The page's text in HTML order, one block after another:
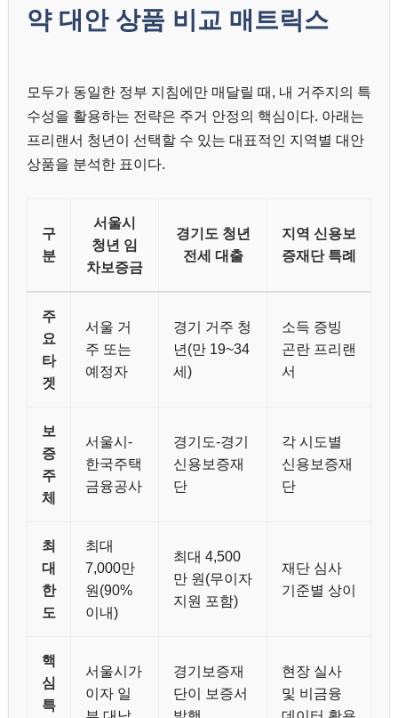
약 대안 상품 비교 매트릭스
모두가 동일한 정부 지침에만 매달릴 때, 내 거주지의 특
수성을 활용하는 전략은 주거 안정의 핵심이다. 아래는
프리랜서 청년이 선택할 수 있는 대표적인 지역별 대안
상품을 분석한 표이다.
구
분
서울시
청년 임
차보증금
경기도 청년
전세 대출
지역 신용보
증재단 특례
주
요
타
겟
서울 거
주 또는
예정자
경기 거주 청
년(만 19~34
세)
소득 증빙
곤란 프리랜
서
보
증
주
체
서울시-
한국주택
금융공사
경기도-경기
신용보증재
단
각 시도별
신용보증재
단
최
대
한
도
최대
7,000만
원(90%
이내)
최대 4,500
만 원(무이자
지원 포함)
재단 심사
기준별 상이
핵
심
특
서울시가
이자 일
경기보증재
단이 보증서
현장 실사
및 비금융